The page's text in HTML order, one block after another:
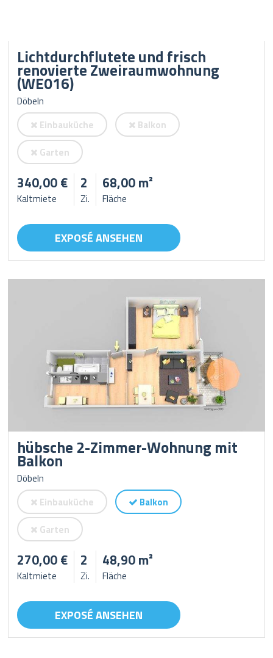
Lichtdurchflutete und frisch
renovierte Zweiraumwohnung
(WE016)
Döbeln
Einbauküche
Balkon
Garten
340,00 €
Kaltmiete
2
Zi.
68,00 m²
Fläche
EXPOSÉ ANSEHEN
hübsche 2-Zimmer-Wohnung mit
Balkon
Döbeln
Einbauküche
Balkon
Garten
270,00 €
Kaltmiete
2
Zi.
48,90 m²
Fläche
EXPOSÉ ANSEHEN